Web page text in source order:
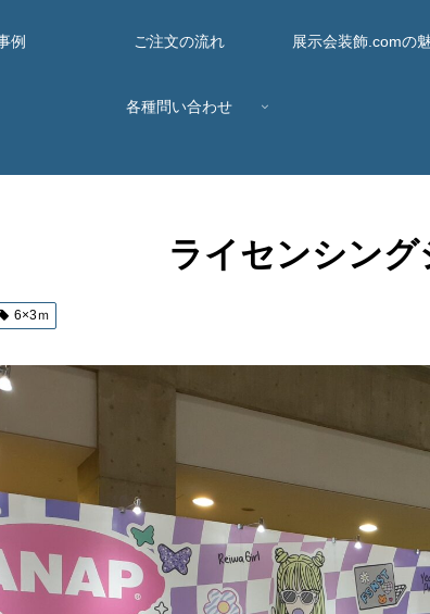
例 ご注文の流れ 展示会装飾.comの
各種問い合わせ
ライセンシング
6×3ｍ